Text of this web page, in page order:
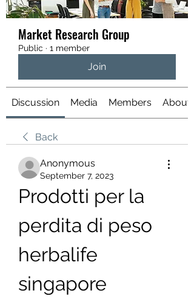
Market Research Group
Public · 1 member
Join
Discussion Media Members About
Back
Anonymous
September 7, 2023
Prodotti per la
perdita di peso
herbalife
singapore